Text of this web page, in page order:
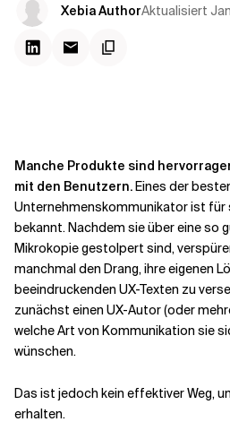
Xebia AuthorAktualisiert
Manche Produkte sind
mit den Benutzern.Eines der
Unternehmenskommunikator ist für
bekannt. Nachdem sie über eine so
Mikrokopie gestolpert sind,
manchmal den Drang, ihre eigenen
beeindruckenden UX-Texten zu
zunächst einen UX-Autor (oder
welche Art von Kommunikation sie
wünschen.
Das ist jedoch kein effektiver Weg,
erhalten.